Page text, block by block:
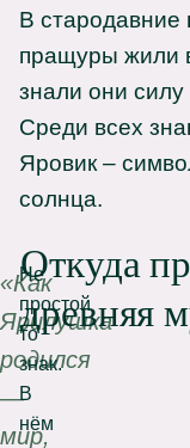
В стародавние
пращуры жили
знали они
Среди всех
Яровик –
солнца.
«Как
Ярилушка
родился
—
мир,
Не
простой
то
знак.
В
нём
Откуда
древняя